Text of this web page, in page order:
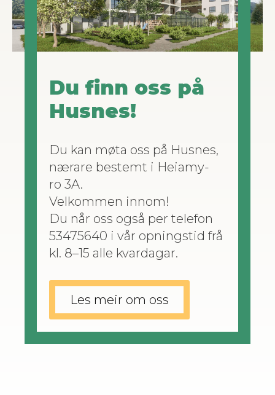
Du finn oss på
Husnes!
Du kan møta oss på Husnes,
nærare bestemt i Heiamy­
ro 3A.
Velkom­men innom!
Du når oss også per tele­fon
53475640 i vår opn­ingstid frå
kl. 8–15 alle kvardagar.
Les meir om oss